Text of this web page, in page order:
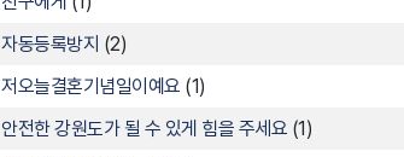
자동등록방지 (2)
저오늘결혼기념일이예요 (1)
안전한 강원도가 될 수 있게 힘을 주세요 (1)